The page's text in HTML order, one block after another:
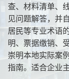
查、材料清单、
见问题解答，并
居民等专业术语
明、票据缴销、
崇明本地实际案
指南。适合企业